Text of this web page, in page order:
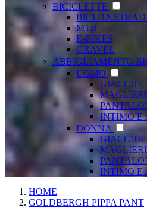
BICICLETTE
BICI DA
MTB
E-BIKES
GRAVEL
ABBIGLIAMENTO
UOMO
GIACCHE
INTIMO E
DONNA
GIACCHE
INTIMO E
HOME
GOLDBERGH PIPPA PANT